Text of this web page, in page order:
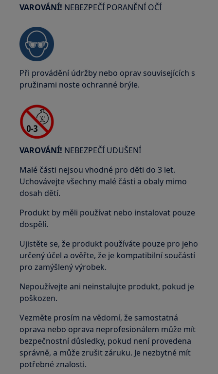
VAROVÁNÍ! NEBEZPEČÍ PORANĚNÍ OČÍ
Při provádění údržby nebo oprav souvisejících s
pružinami noste ochranné brýle.
VAROVÁNÍ! NEBEZPEČÍ UDUŠENÍ
Malé části nejsou vhodné pro děti do 3 let.
Uchovávejte všechny malé části a obaly mimo
dosah dětí.
Produkt by měli používat nebo instalovat pouze
dospělí.
Ujistěte se, že produkt používáte pouze pro jeho
určený účel a ověřte, že je kompatibilní součástí
pro zamýšlený výrobek.
Nepoužívejte ani neinstalujte produkt, pokud je
poškozen.
Vezměte prosím na vědomí, že samostatná
oprava nebo oprava neprofesionálem může mít
bezpečnostní důsledky, pokud není provedena
správně, a může zrušit záruku. Je nezbytné mít
potřebné znalosti.